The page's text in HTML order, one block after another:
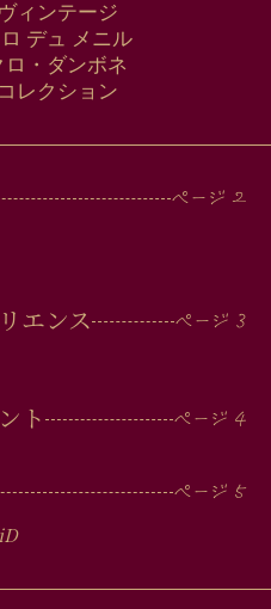
ィンテージ
デュ メニル
ロ・ダンボネ
レクション
エンス
ト
iD